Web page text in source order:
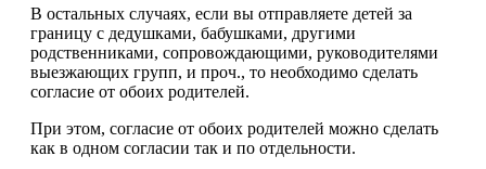
В остальных случаях, если вы отправляете детей за
границу с дедушками, бабушками, другими
родственниками, сопровождающими, руководителями
выезжающих групп, и проч., то необходимо сделать
согласие от обоих родителей.
При этом, согласие от обоих родителей можно сделать
как в одном согласии так и по отдельности.